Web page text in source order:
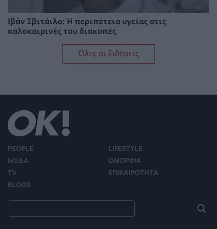
Ιβάν Σβιτάιλο: Η περιπέτεια υγείας στις
καλοκαιρινές του διακοπές
Όλες οι Ειδήσεις
PEOPLE
LIFESTYLE
ΜΟΔΑ
ΟΜΟΡΦΙΑ
TV
ΕΠΙΚΑΙΡΟΤΗΤΑ
BLOGS